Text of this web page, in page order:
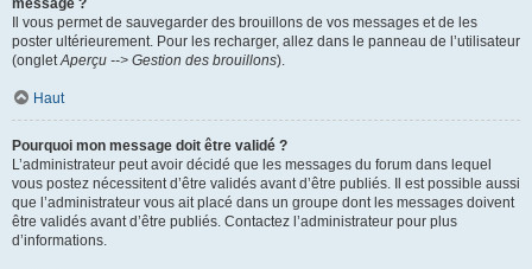
message ?
Il vous permet de sauvegarder des brouillons de vos messages et de les
poster ultérieurement. Pour les recharger, allez dans le panneau de l’utilisateur
(ongletAperçu --> Gestion des brouillons).
Haut
Pourquoi mon message doit être validé ?
L’administrateur peut avoir décidé que les messages du forum dans lequel
vous postez nécessitent d’être validés avant d’être publiés. Il est possible aussi
que l’administrateur vous ait placé dans un groupe dont les messages doivent
être validés avant d’être publiés. Contactez l’administrateur pour plus
d’informations.